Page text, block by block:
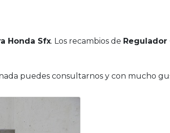
Honda Sfx. Los recambios de Regulador
puedes consultarnos y con mucho